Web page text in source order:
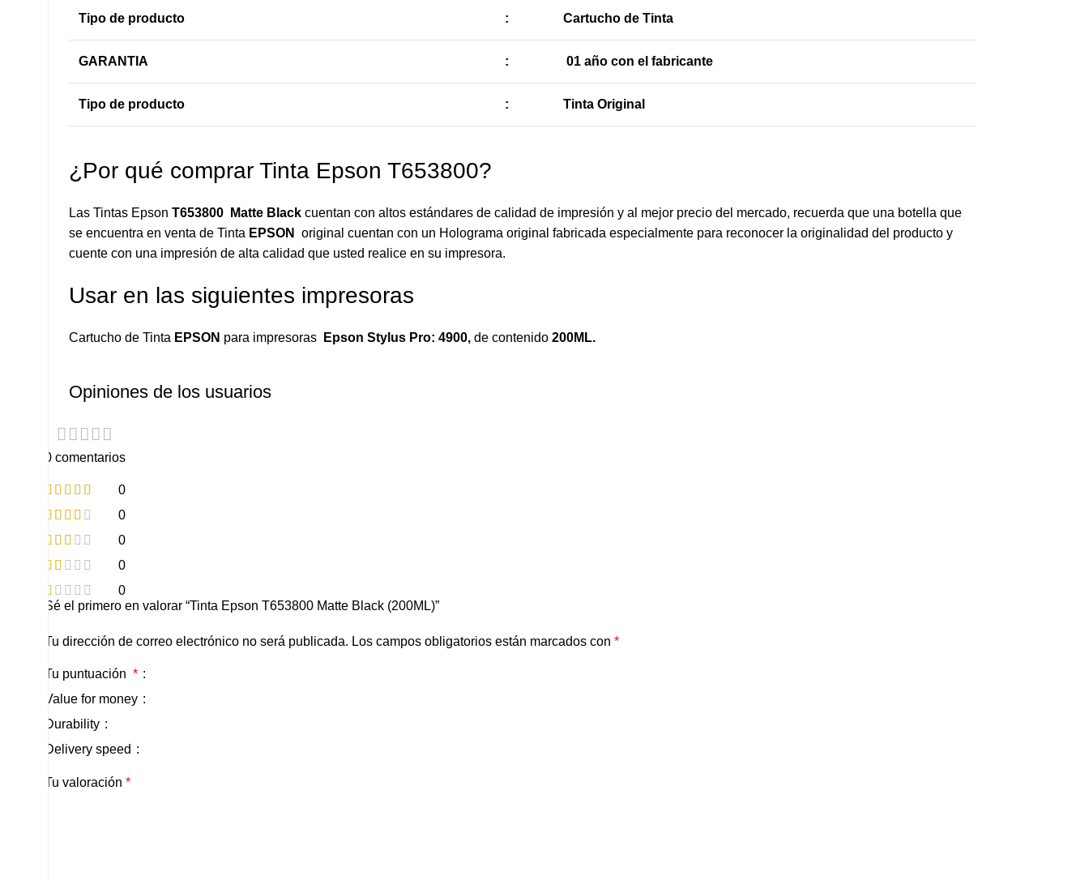
Tipo de producto : Cartucho de Tinta
GARANTIA : 01 año con el fabricante
Tipo de producto : Tinta Original
¿Por qué comprar Tinta Epson T653800?
Las Tintas Epson T653800 Matte Black cuentan con altos estándares de calidad de impresión y al mejor precio del mercado, recuerda que una botella que
se encuentra en venta de Tinta EPSON
original cuentan con un Holograma original fabricada especialmente para reconocer la originalidad del producto y
cuente con una impresión de alta calidad que usted realice en su impresora.
Usar en las siguientes impresoras
Cartucho de Tinta EPSON para impresoras Epson Stylus Pro: 4900, de contenido 200ML.
Opiniones de los usuarios
0 comentarios
0
0
0
0
0
Sé el primero en valorar “Tinta Epson T653800 Matte Black (200ML)”
Tu dirección de correo electrónico no será publicada. Los campos obligatorios están marcados con *
Tu puntuación *
Value for money
Durability
Delivery speed
Tu valoración *